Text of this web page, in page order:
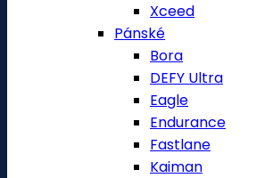
Xceed
Pánské
Bora
DEFY Ultra
Eagle
Endurance
Fastlane
Kaiman